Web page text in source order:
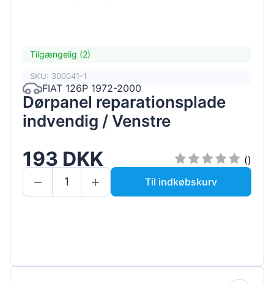
Tilgængelig (2)
SKU: 300041-1
FIAT 126P 1972-2000
Dørpanel reparationsplade
indvendig / Venstre
193 DKK
()
Til indkøbskurv